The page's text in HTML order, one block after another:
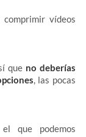
vídeos
que no deberías
, las pocas
que podemos